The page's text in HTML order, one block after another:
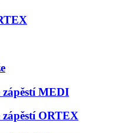
zápěstí MEDI
zápěstí ORTEX